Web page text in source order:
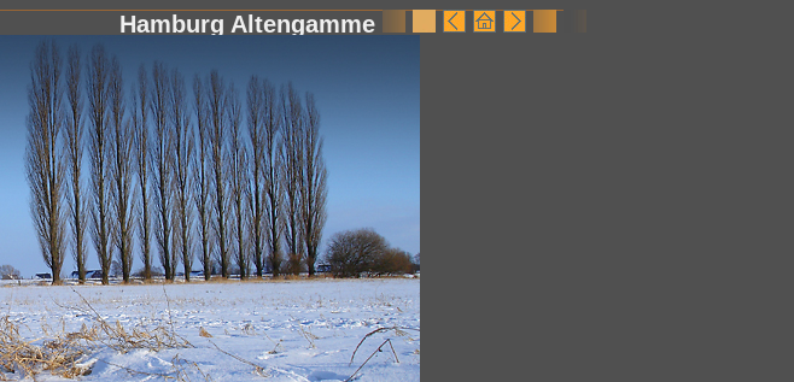
Hamburg Altengamme